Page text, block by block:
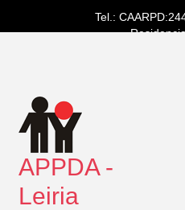
Tel.:
APPDA -
Leiria